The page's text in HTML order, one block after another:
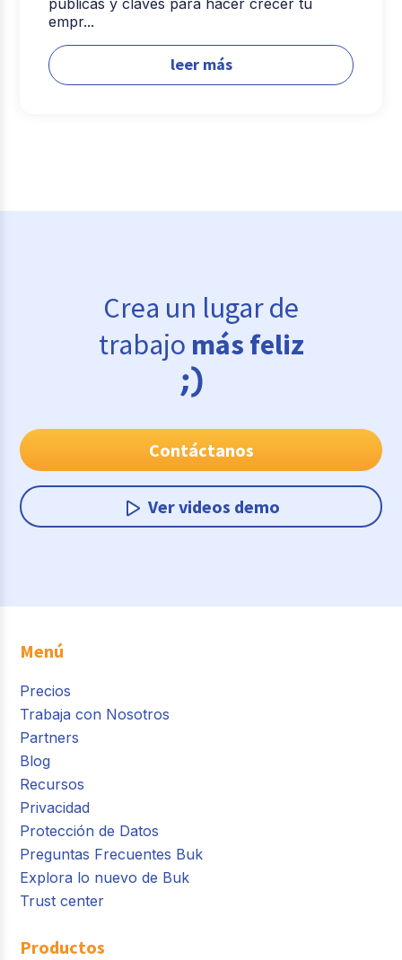
públicas y claves para hacer crecer tu
empr...
leer más
Crea un lugar de
trabajo más feliz
Contáctanos
Ver videos demo
Menú
Precios
Trabaja con Nosotros
Partners
Blog
Recursos
Privacidad
Protección de Datos
Preguntas Frecuentes Buk
Explora lo nuevo de Buk
Trust center
Productos